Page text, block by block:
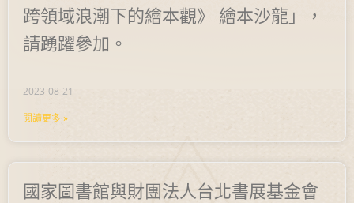
跨領域浪潮下的繪本觀》 繪本沙龍」，
請踴躍參加。
2023-08-21
閱讀更多 »
國家圖書館與財團法人台北書展基金會